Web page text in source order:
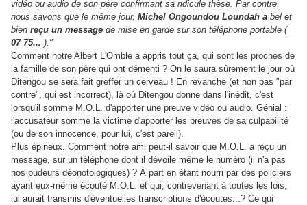
vidéo ou audio de son père confirmant sa ridicule thèse. Par contre,
nous savons que le même jour, Michel Ongoundou Loundah a bel et
bien reçu un message de mise en garde sur son téléphone portable (
07 75... )."
Comment notre Albert L'Omble a appris tout ça, qui sont les proches de
la famille de son père qui ont démenti ? On le saura sûrement le jour où
Ditengou se sera fait greffer un cerveau ! En revanche (et non pas "par
contre", qui est incorrect), là où Ditengou donne dans l'inédit, c'est
lorsqu'il somme M.O.L. d'apporter une preuve vidéo ou audio. Génial :
l'accusateur somme la victime d'apporter les preuves de sa culpabilité
(ou de son innocence, pour lui, c'est pareil).
Plus épineux. Comment notre ami peut-il savoir que M.O.L. a reçu un
message, sur un téléphone dont il dévoile même le numéro (il n'a pas
nos pudeurs déonotologiques) ? À part en étant nourri par des policiers
ayant eux-même écouté M.O.L. et qui, contrevenant à toutes les lois,
lui aurait transmis d'éventuelles transcriptions d'écoutes...? Ce qui